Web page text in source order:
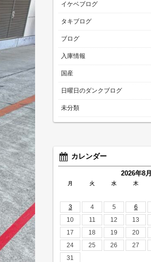
イケベブログ
タキブログ
ブログ
入庫情報
国産
日曜日のダンクブログ
未分類
カレンダー
2026年8月
月 火 水 木
3
4 5 6
10
11 12 13
17
18 19 20
24
25 26 27
31